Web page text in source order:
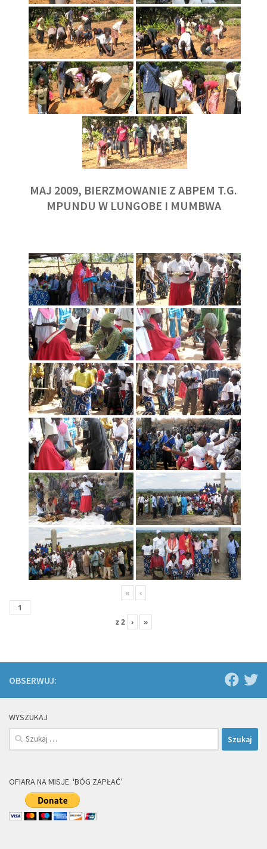
MAJ 2009, BIERZMOWANIE Z ABPEM T.G.
MPUNDU W LUNGOBE I MUMBWA
« ‹
z2 › »
OBSERWUJ:
WYSZUKAJ
Szukaj:
OFIARA NA MISJE. 'BÓG ZAPŁAĆ’